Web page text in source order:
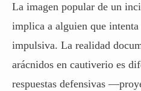
La imagen popular de un
implica a alguien que
impulsiva. La realidad
arácnidos en cautiverio es
respuestas defensivas